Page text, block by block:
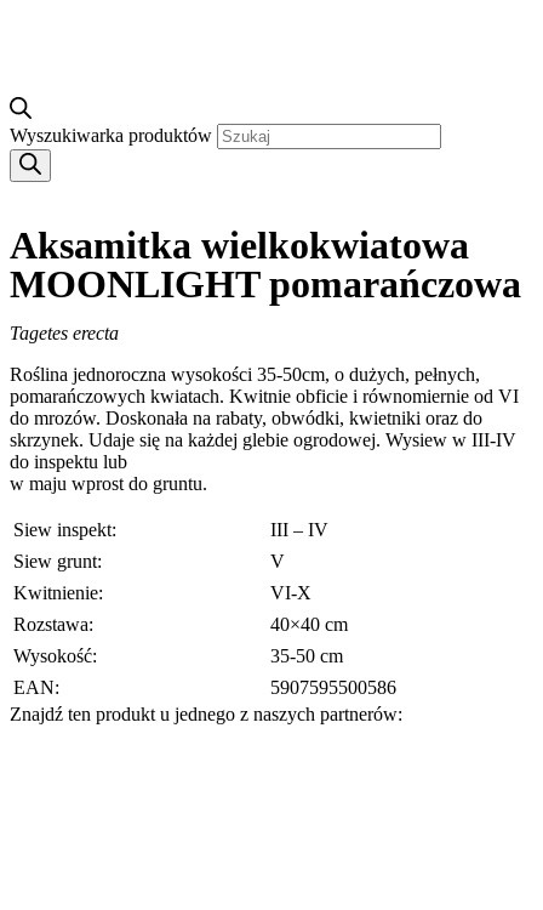
Wyszukiwarka produktów
Aksamitka wielkokwiatowa
MOONLIGHT pomarańczowa
Tagetes erecta
Roślina jednoroczna wysokości 35-50cm, o dużych, pełnych,
pomarańczowych kwiatach. Kwitnie obficie i równomiernie od VI
do mrozów. Doskonała na rabaty, obwódki, kwietniki oraz do
skrzynek. Udaje się na każdej glebie ogrodowej. Wysiew w III-IV
do inspektu lub
w maju wprost do gruntu.
Siew inspekt:
III – IV
Siew grunt:
V
Kwitnienie:
VI-X
Rozstawa:
40×40 cm
Wysokość:
35-50 cm
EAN:
5907595500586
Znajdź ten produkt u jednego z naszych partnerów: